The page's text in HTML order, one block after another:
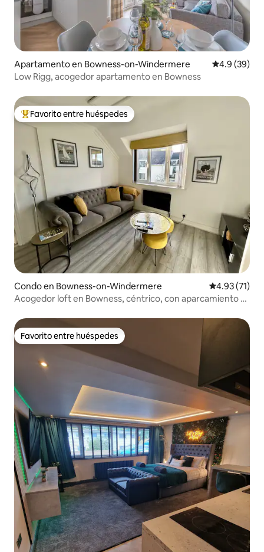
Apartamento en Bowness-on-Windermere Calificación
4.9 (39)
Low Rigg, acogedor apartamento en Bowness
Favorito entre huéspedes preferido
Favorito entre huéspedes
Condo en Bowness-on-Windermere Calificación
4.93 (71)
Acogedor loft en Bowness, céntrico, con aparcamiento y
Favorito entre huéspedes
Favorito entre huéspedes